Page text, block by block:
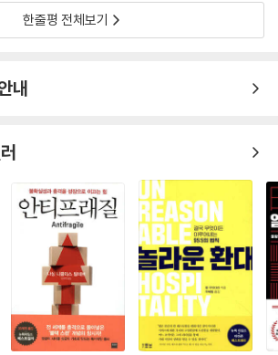
는 선순환의 흐름을 충실하게 잇는 경제 주체”(1
보다 높은 이상을 실현할 수 있는 잠재력이 있다.
과)는 다음과 같이 말했다.
론과 실천을 겸비한 사람을 만나기는 힘들다. 20
시장에서 상호호혜와 온정의 본질을 회복하고자
의 감동적인 제언과 스토리가 여기에 담겼다.
승한 오늘날의 자본주의는 시장, 기업, 인간을 파국
하는 그는 ‘유기체적 생태주의’로의 대전환을 촉
살아갈 삶의 터전이자 에코시스템이다. 수요와 공
웃과 공동체의 삶을 보듬는 수많은 도덕적 감정과
길, 인내천의 인간애가 동시에 작동하는 공간, 그
손’이 빚어내는 시장이다. 사회적 기업이라고 특별
한줄평 전체보기
내